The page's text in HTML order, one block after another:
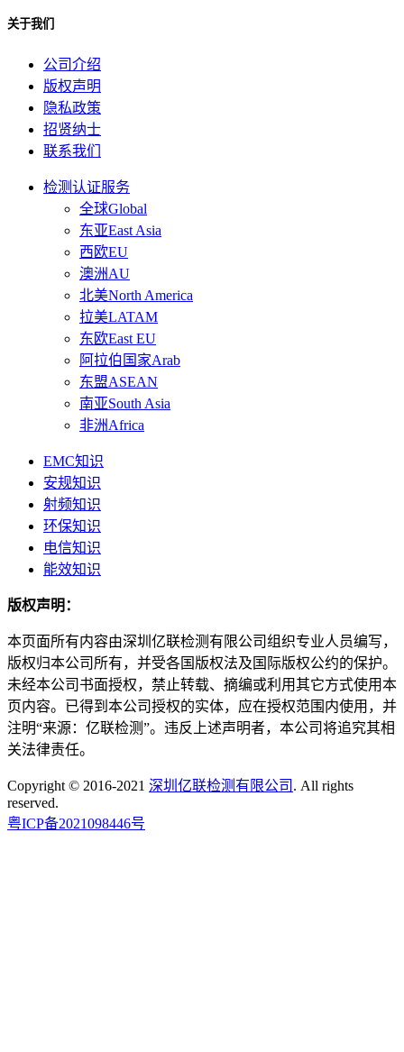
关于我们
公司介绍
版权声明
隐私政策
招贤纳士
联系我们
检测认证服务
全球Global
东亚East Asia
西欧EU
澳洲AU
北美North America
拉美LATAM
东欧East EU
阿拉伯国家Arab
东盟ASEAN
南亚South Asia
非洲Africa
EMC知识
安规知识
射频知识
环保知识
电信知识
能效知识
版权声明：
本页面所有内容由深圳亿联检测有限公司组织专业人员编写，
版权归本公司所有，并受各国版权法及国际版权公约的保护。
未经本公司书面授权，禁止转载、摘编或利用其它方式使用本
页内容。已得到本公司授权的实体，应在授权范围内使用，并
注明“来源：亿联检测”。违反上述声明者，本公司将追究其相
关法律责任。
Copyright © 2016-2021 深圳亿联检测有限公司 . All rights
reserved.
粤ICP备2021098446号